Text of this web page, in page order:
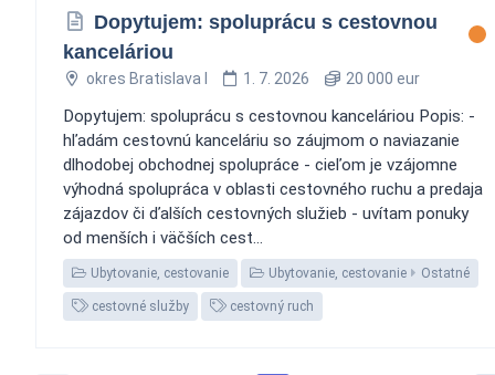
Dopytujem: spoluprácu s cestovnou
kanceláriou
okres Bratislava I 1. 7. 2026 20 000 eur
Dopytujem: spoluprácu s cestovnou kanceláriou Popis: -
hľadám cestovnú kanceláriu so záujmom o naviazanie
dlhodobej obchodnej spolupráce - cieľom je vzájomne
výhodná spolupráca v oblasti cestovného ruchu a predaja
zájazdov či ďalších cestovných služieb - uvítam ponuky
od menších i väčších cest...
Ubytovanie, cestovanie Ubytovanie, cestovanie Ostatné
cestovné služby cestovný ruch